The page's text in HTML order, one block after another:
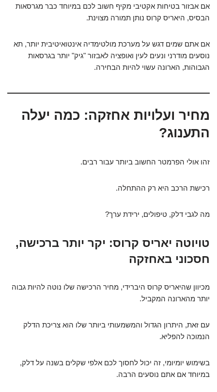
אם אבזור בטיחות אקטיבי מקיף חשוב לכם במיוחד כבר מגרסאות
הבסיס, היאריס קרוס נותן תמורה מצוינת.
אם אתם שמים דגש על מערכת מולטימדיה אינטואיטיבית יותר, תא
נוסעים מודרני ונעים לעין ואופציה לאבזור "גיק" יותר בגרסאות
הגבוהות, הארונה עשוי להיות הבחירה.
מחיר ועלויות אחזקה: כמה יעלה
התענוג?
זהו אולי הפרמטר החשוב ביותר עבור רבים.
רכישת הרכב היא רק ההתחלה.
מה לגבי דלק, טיפולים, ירידת ערך?
טויוטה יאריס קרוס: יקר יותר ברכישה,
חסכוני באחזקה
מכיוון שהיאריס קרוס היברידי, מחיר הרכישה שלו נוטה להיות גבוה
יותר מהארונה המקביל.
עם זאת, היתרון הגדול והמשמעותי ביותר שלו הוא צריכת הדלק
הנמוכה להפליא.
בשימוש יומיומי, זה יכול לחסוך לכם אלפי שקלים בשנה על דלק,
במיוחד אם אתם נוסעים הרבה.